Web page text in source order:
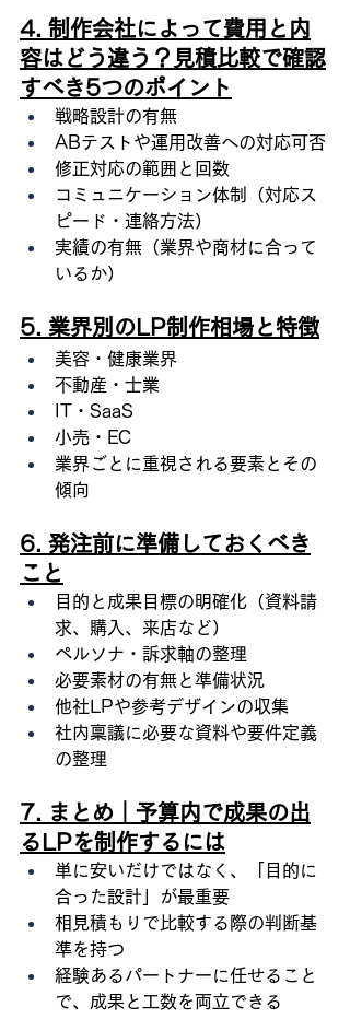
4. 制作会社によって費用と内
容はどう違う？見積比較で確認
すべき5つのポイント
戦略設計の有無
ABテストや運用改善への対応可否
修正対応の範囲と回数
コミュニケーション体制（対応ス
ピード・連絡方法）
実績の有無（業界や商材に合って
いるか）
5. 業界別のLP制作相場と特徴
美容・健康業界
不動産・士業
IT・SaaS
小売・EC
業界ごとに重視される要素とその
傾向
6. 発注前に準備しておくべき
こと
目的と成果目標の明確化（資料請
求、購入、来店など）
ペルソナ・訴求軸の整理
必要素材の有無と準備状況
他社LPや参考デザインの収集
社内稟議に必要な資料や要件定義
の整理
7. まとめ｜予算内で成果の出
るLPを制作するには
単に安いだけではなく、「目的に
合った設計」が最重要
相見積もりで比較する際の判断基
準を持つ
経験あるパートナーに任せること
で、成果と工数を両立できる